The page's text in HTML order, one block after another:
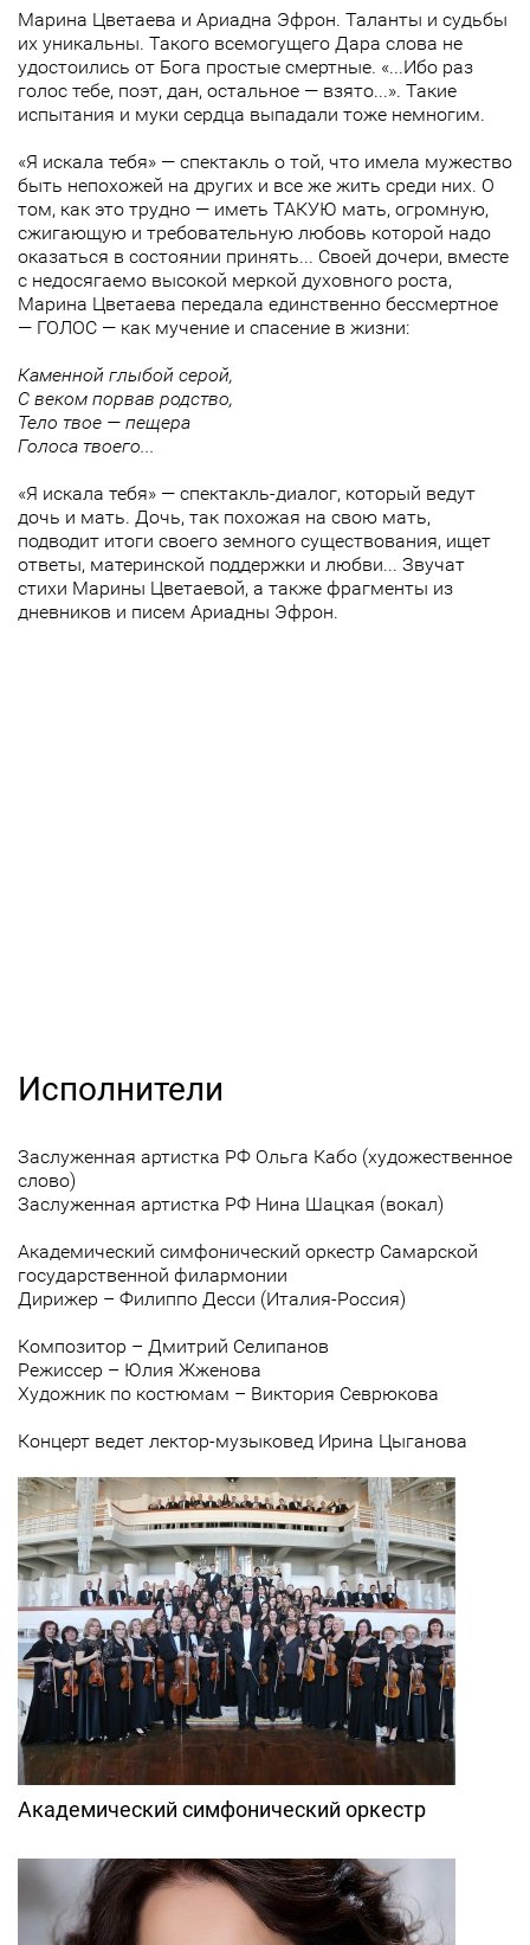
Марина Цветаева и Ариадна Эфрон. Таланты и судьбы
их уникальны. Такого всемогущего Дара слова не
удостоились от Бога простые смертные. «...Ибо раз
голос тебе, поэт, дан, остальное — взято...». Такие
испытания и муки сердца выпадали тоже немногим.
«Я искала тебя» — спектакль о той, что имела мужество
быть непохожей на других и все же жить среди них. О
том, как это трудно — иметь ТАКУЮ мать, огромную,
сжигающую и требовательную любовь которой надо
оказаться в состоянии принять... Своей дочери, вместе
с недосягаемо высокой меркой духовного роста,
Марина Цветаева передала единственно бессмертное
— ГОЛОС — как мучение и спасение в жизни:
Каменной глыбой серой,
С веком порвав родство,
Тело твое — пещера
Голоса твоего...
«Я искала тебя» — спектакль-диалог, который ведут
дочь и мать. Дочь, так похожая на свою мать,
подводит итоги своего земного существования, ищет
ответы, материнской поддержки и любви... Звучат
стихи Марины Цветаевой, а также фрагменты из
дневников и писем Ариадны Эфрон.
Исполнители
Заслуженная артистка РФ Ольга Кабо (художественное
слово)
Заслуженная артистка РФ Нина Шацкая (вокал)
Академический симфонический оркестр Самарской
государственной филармонии
Дирижер – Филиппо Десси (Италия-Россия)
Композитор – Дмитрий Селипанов
Режиссер – Юлия Жженова
Художник по костюмам – Виктория Севрюкова
Концерт ведет лектор-музыковед Ирина Цыганова
Академический симфонический оркестр